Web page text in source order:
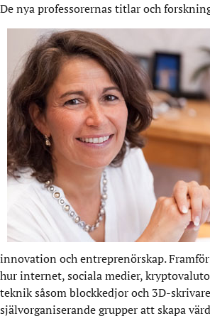
De nya professorernas titlar och
innovation och entreprenörskap.
hur internet, sociala medier,
teknik såsom blockkedjor och 3D-
självorganiserande grupper att skapa